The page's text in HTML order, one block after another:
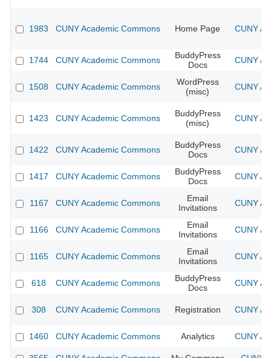
1983 CUNY Academic Commons Home Page CUNY
1744 CUNY Academic Commons
BuddyPress
Docs
CUNY
1508 CUNY Academic Commons
WordPress
(misc)
CUNY
1423 CUNY Academic Commons
BuddyPress
(misc)
CUNY
1422 CUNY Academic Commons
BuddyPress
Docs
CUNY
1417 CUNY Academic Commons
BuddyPress
Docs
CUNY
1167 CUNY Academic Commons
Email
Invitations
CUNY
1166 CUNY Academic Commons
Email
Invitations
CUNY
1165 CUNY Academic Commons
Email
Invitations
CUNY
618 CUNY Academic Commons
BuddyPress
Docs
CUNY
308 CUNY Academic Commons Registration CUNY
1460 CUNY Academic Commons Analytics CUNY